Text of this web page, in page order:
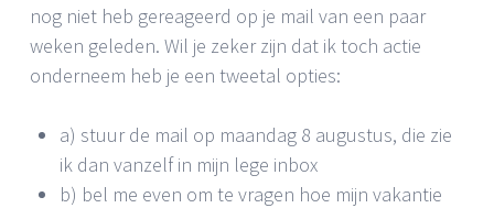
nog niet heb gereageerd op je mail van een paar
weken geleden. Wil je zeker zijn dat ik toch actie
onderneem heb je een tweetal opties:
a) stuur de mail op maandag 8 augustus, die zie
ik dan vanzelf in mijn lege inbox
b) bel me even om te vragen hoe mijn vakantie